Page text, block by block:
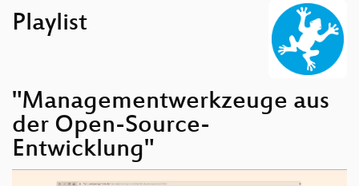
Playlist
"Managementwerkzeuge aus
der Open-Source-
Entwicklung"